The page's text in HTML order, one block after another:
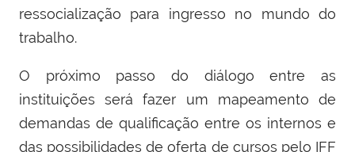
ressocialização para ingresso no mundo do
trabalho.
O próximo passo do diálogo entre as
instituições será fazer um mapeamento de
demandas de qualificação entre os internos e
das possibilidades de oferta de cursos pelo IFF